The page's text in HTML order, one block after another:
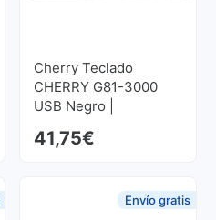
Cherry Teclado
CHERRY G81-3000
USB Negro |
41,75€
Envío gratis